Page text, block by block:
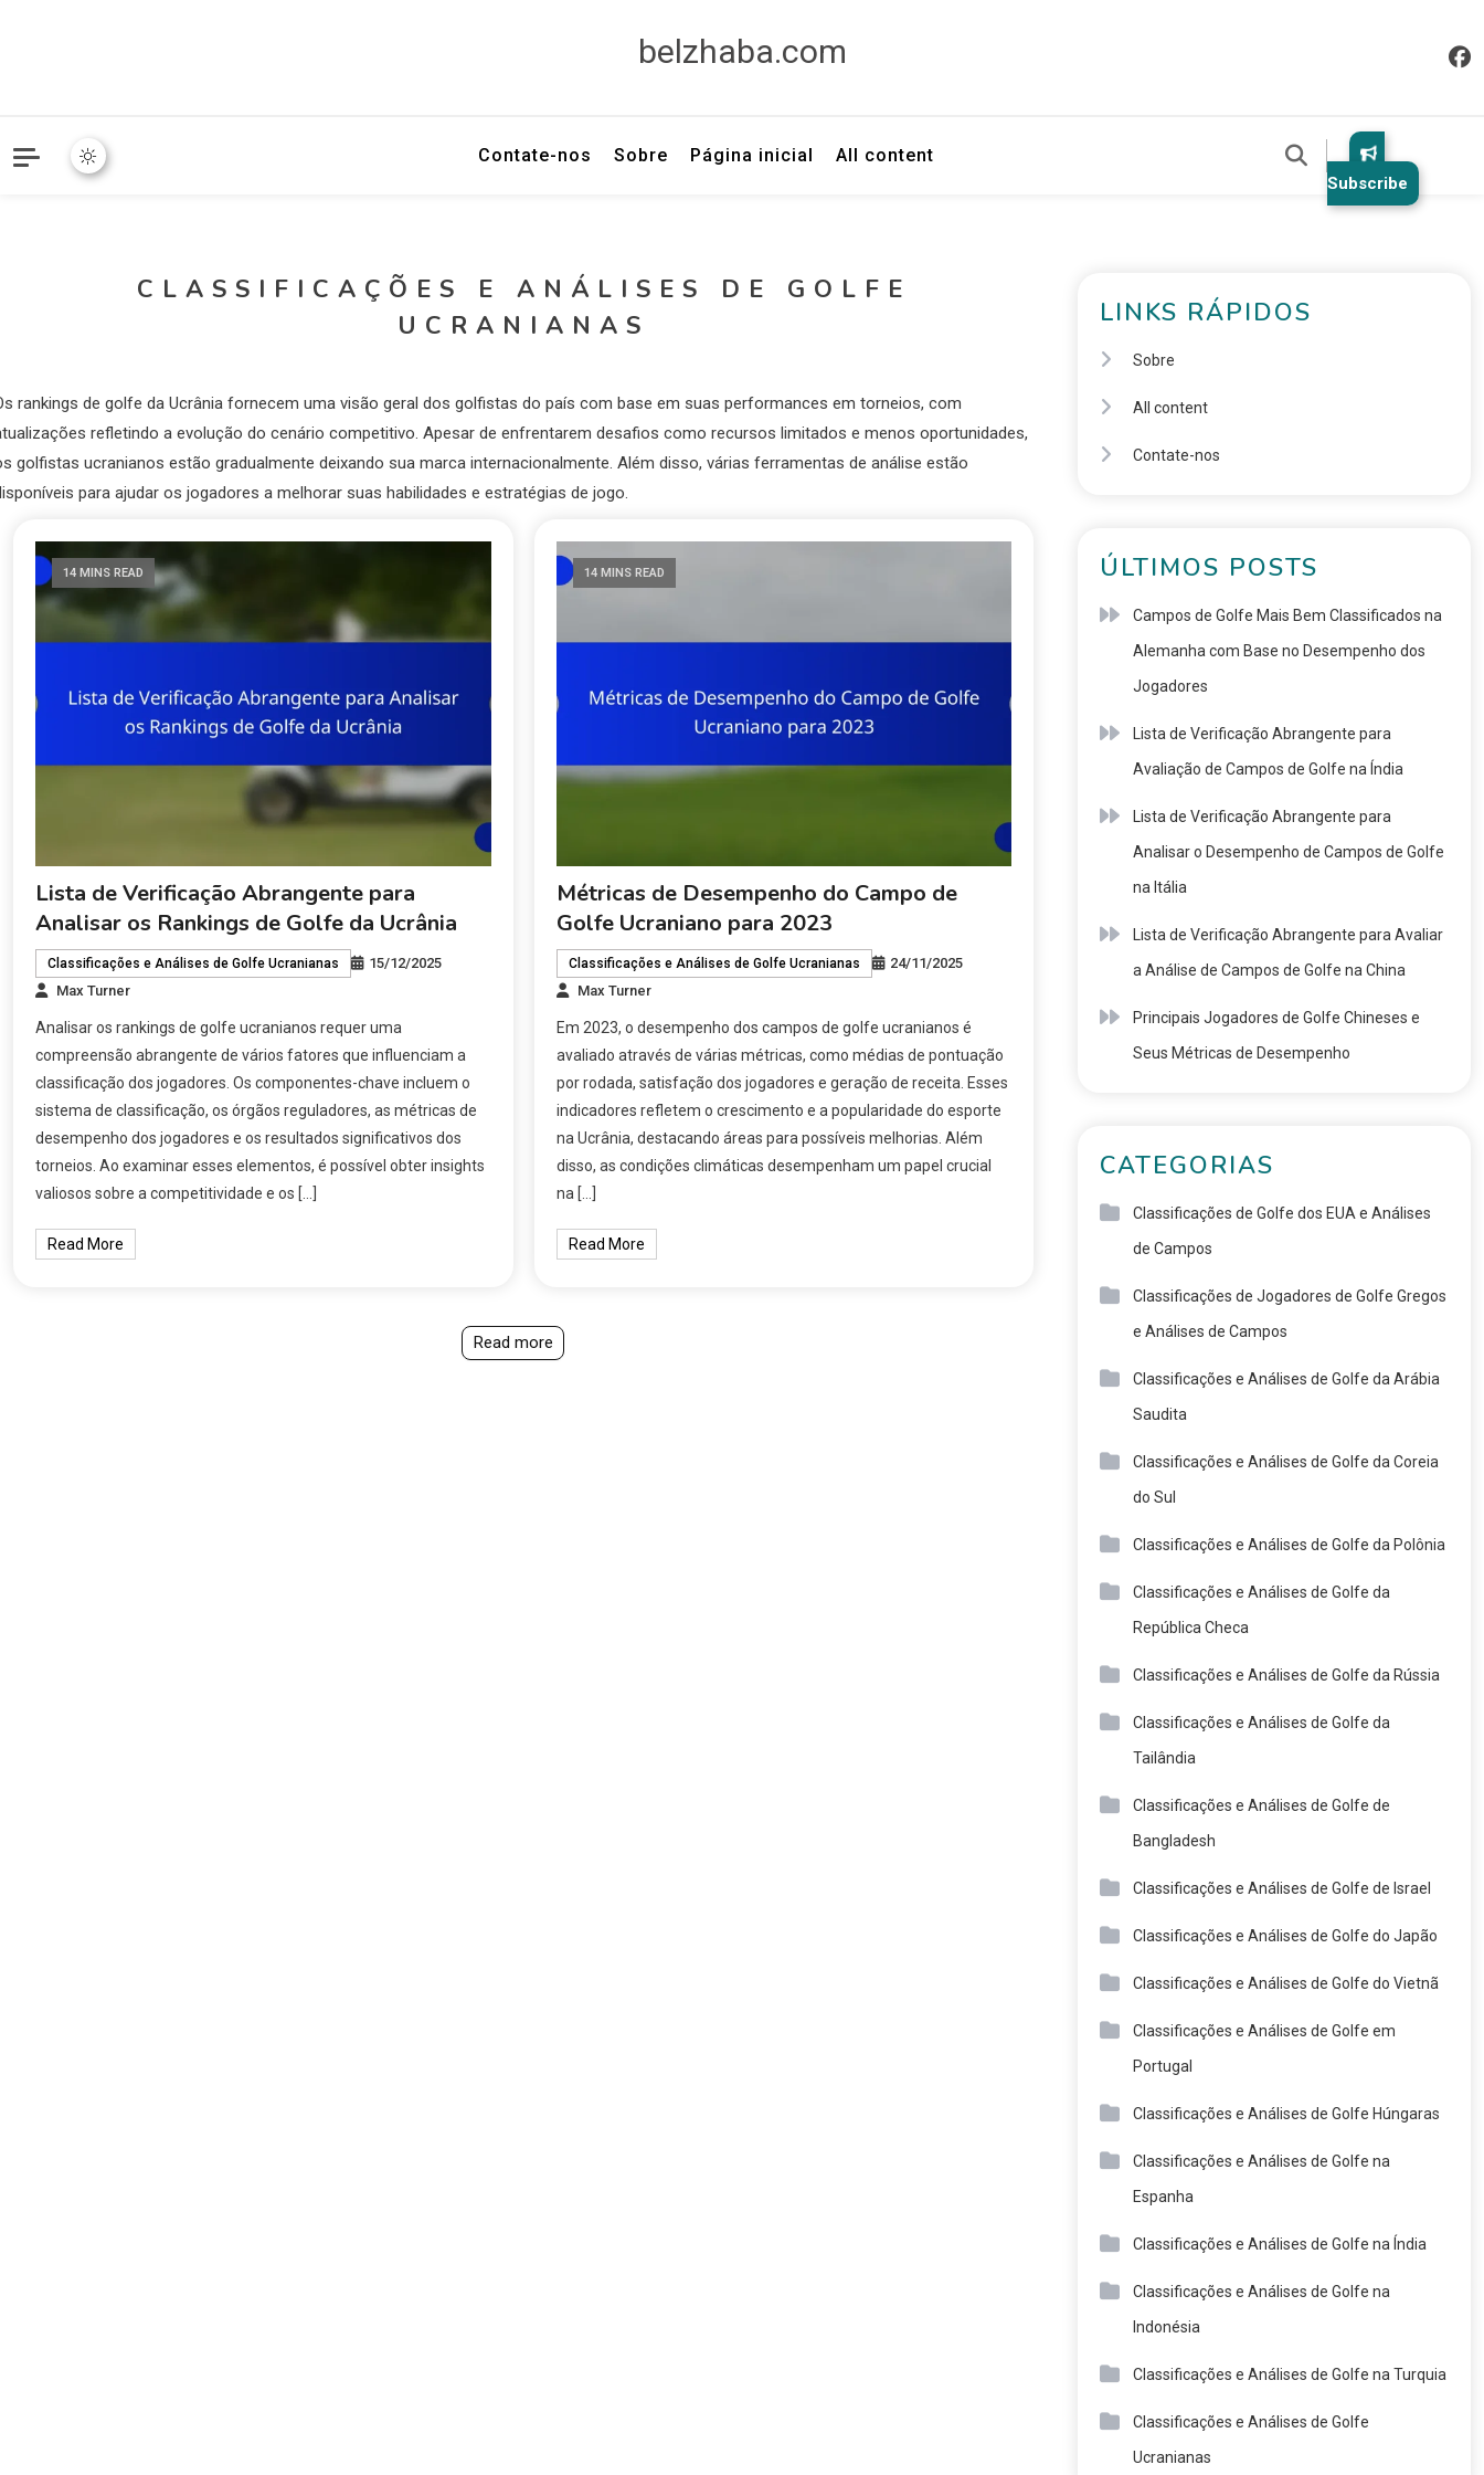
belzhaba.com
Contate-nos Sobre Página inicial All content
Subscribe
CLASSIFICAÇÕES E ANÁLISES DE GOLFE
UCRANIANAS
rankings de golfe da Ucrânia fornecem uma visão geral dos golfistas do país com base em suas performances em torneios, com
refletindo a evolução do cenário competitivo. Apesar de enfrentarem desafios como recursos limitados e menos oportunidades,
golfistas ucranianos estão gradualmente deixando sua marca internacionalmente. Além disso, várias ferramentas de análise estão
para ajudar os jogadores a melhorar suas habilidades e estratégias de jogo.
14 MINS READ
Lista de Verificação Abrangente para
Analisar os Rankings de Golfe da Ucrânia
Classificações e Análises de Golfe Ucranianas
15/12/2025
Max Turner
Analisar os rankings de golfe ucranianos requer uma
compreensão abrangente de vários fatores que influenciam a
classificação dos jogadores. Os componentes-chave incluem o
sistema de classificação, os órgãos reguladores, as métricas de
desempenho dos jogadores e os resultados significativos dos
torneios. Ao examinar esses elementos, é possível obter insights
valiosos sobre a competitividade e os […]
Read More
14 MINS READ
Métricas de Desempenho do Campo de
Golfe Ucraniano para 2023
Classificações e Análises de Golfe Ucranianas
24/11/2025
Max Turner
Em 2023, o desempenho dos campos de golfe ucranianos é
avaliado através de várias métricas, como médias de pontuação
por rodada, satisfação dos jogadores e geração de receita. Esses
indicadores refletem o crescimento e a popularidade do esporte
na Ucrânia, destacando áreas para possíveis melhorias. Além
disso, as condições climáticas desempenham um papel crucial
na […]
Read More
Read more
LINKS RÁPIDOS
Sobre
All content
Contate-nos
ÚLTIMOS POSTS
Campos de Golfe Mais Bem Classificados na
Alemanha com Base no Desempenho dos
Jogadores
Lista de Verificação Abrangente para
Avaliação de Campos de Golfe na Índia
Lista de Verificação Abrangente para
Analisar o Desempenho de Campos de Golfe
na Itália
Lista de Verificação Abrangente para Avaliar
a Análise de Campos de Golfe na China
Principais Jogadores de Golfe Chineses e
Seus Métricas de Desempenho
CATEGORIAS
Classificações de Golfe dos EUA e Análises
de Campos
Classificações de Jogadores de Golfe Gregos
e Análises de Campos
Classificações e Análises de Golfe da Arábia
Saudita
Classificações e Análises de Golfe da Coreia
do Sul
Classificações e Análises de Golfe da Polônia
Classificações e Análises de Golfe da
República Checa
Classificações e Análises de Golfe da Rússia
Classificações e Análises de Golfe da
Tailândia
Classificações e Análises de Golfe de
Bangladesh
Classificações e Análises de Golfe de Israel
Classificações e Análises de Golfe do Japão
Classificações e Análises de Golfe do Vietnã
Classificações e Análises de Golfe em
Portugal
Classificações e Análises de Golfe Húngaras
Classificações e Análises de Golfe na
Espanha
Classificações e Análises de Golfe na Índia
Classificações e Análises de Golfe na
Indonésia
Classificações e Análises de Golfe na Turquia
Classificações e Análises de Golfe
Ucranianas